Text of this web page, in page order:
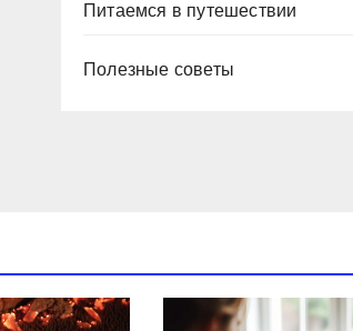
Питаемся в путешествии
Полезные советы